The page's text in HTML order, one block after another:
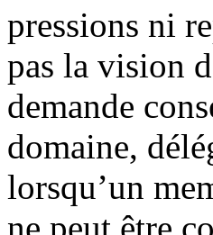
pressions ni
pas la vision
demande
domaine,
lorsqu’un
ne peut être